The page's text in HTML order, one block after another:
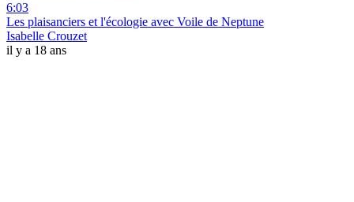
6:03
Les plaisanciers et l'écologie avec Voile de Neptune
Isabelle Crouzet
il y a 18 ans